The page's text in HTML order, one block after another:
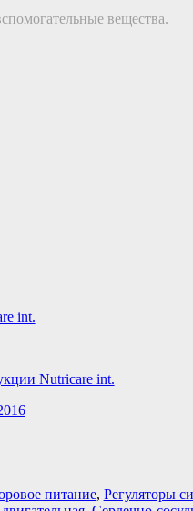
вещества.
int.
Nutricare int.
питание, Регуляторы